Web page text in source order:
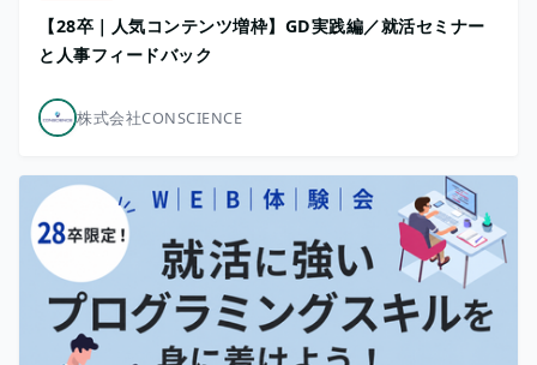
【28卒｜人気コンテンツ増枠】GD実践編／就活セミナー
と人事フィードバック
株式会社CONSCIENCE